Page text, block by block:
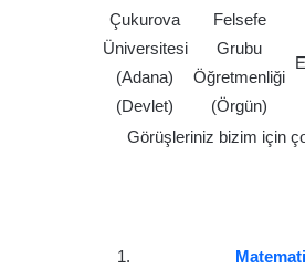
Çukurova
Üniversitesi
(Adana)
(Devlet)
Felsefe
Grubu
Öğretmenliği
(Örgün)
Görüşleriniz bizim için